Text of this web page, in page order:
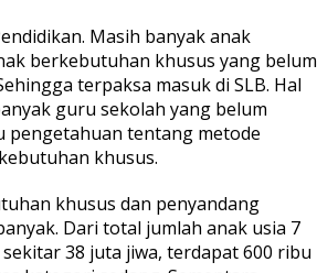
Masih banyak anak
berkebutuhan khusus yang belum
terpaksa masuk di SLB. Hal
guru sekolah yang belum
pengetahuan tentang metode
khusus.
khusus dan penyandang
Dari total jumlah anak usia 7
38 juta jiwa, terdapat 600 ribu